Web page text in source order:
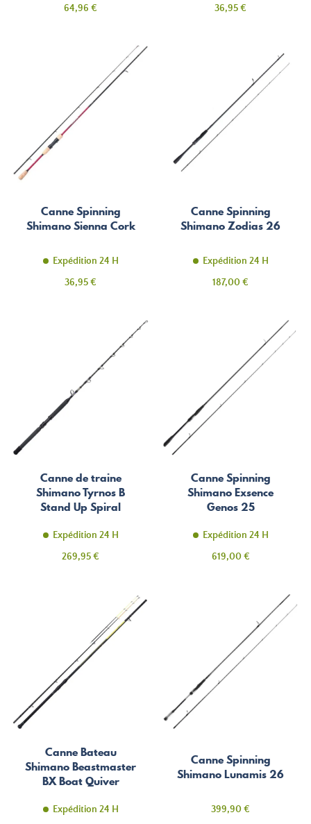
Prix
64,96 €
Prix
36,95 €
Canne Spinning
Shimano Sienna Cork
Expédition 24 H
Prix
36,95 €
Canne Spinning
Shimano Zodias 26
Expédition 24 H
Prix
187,00 €
Canne de traine
Shimano Tyrnos B
Stand Up Spiral
Expédition 24 H
Prix
269,95 €
Canne Spinning
Shimano Exsence
Genos 25
Expédition 24 H
Prix
619,00 €
Canne Bateau
Shimano Beastmaster
BX Boat Quiver
Expédition 24 H
Canne Spinning
Shimano Lunamis 26
Prix
399,90 €